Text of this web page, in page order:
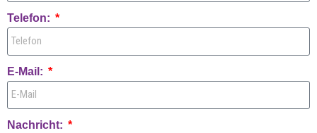
Telefon:
E-Mail:
Nachricht: